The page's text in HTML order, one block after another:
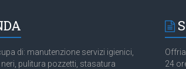
di: manutenzione servizi igienici,
pulitura pozzetti, stasatura
24